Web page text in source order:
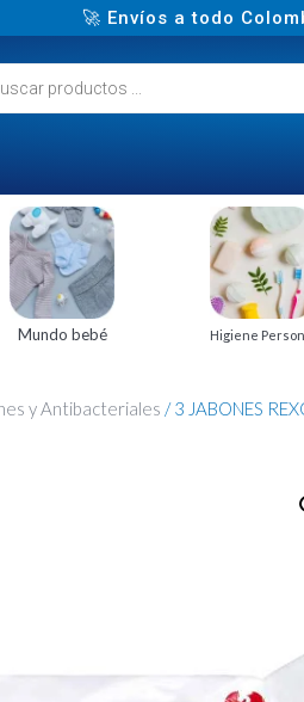
🚀 Envíos a todo
Mundo bebé Higiene
y Antibacteriales / 3 JABONES